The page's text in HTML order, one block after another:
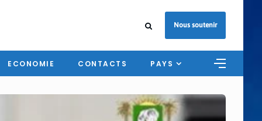
Nous soutenir
ECONOMIE CONTACTS PAYS